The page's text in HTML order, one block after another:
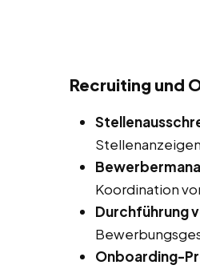
Recruiting und
Koordination
Durchführung
Onboarding-